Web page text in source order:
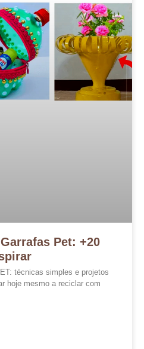
Pet: +20
técnicas simples e projetos
hoje mesmo a reciclar com